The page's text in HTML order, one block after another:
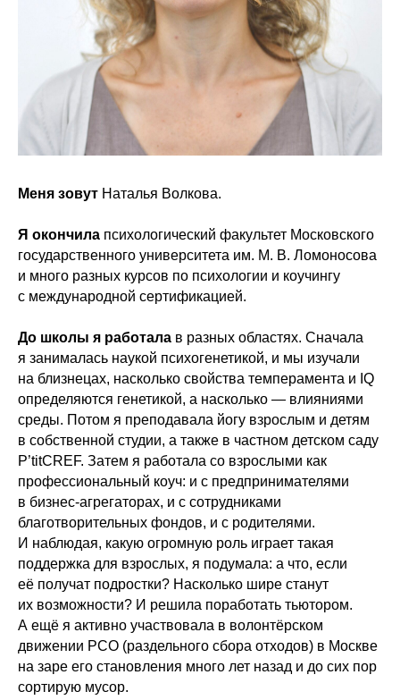
Меня зовут Наталья Волкова.
Я окончила психологический факультет Московского
государственного университета им. М. В. Ломоносова
и много разных курсов по психологии и коучингу
с международной сертификацией.
До школы я работала в разных областях. Сначала
я занималась наукой психогенетикой, и мы изучали
на близнецах, насколько свойства темперамента и IQ
определяются генетикой, а насколько — влияниями
среды. Потом я преподавала йогу взрослым и детям
в собственной студии, а также в частном детском саду
P’titCREF. Затем я работала со взрослыми как
профессиональный коуч: и с предпринимателями
в бизнес-агрегаторах, и с сотрудниками
благотворительных фондов, и с родителями.
И наблюдая, какую огромную роль играет такая
поддержка для взрослых, я подумала: а что, если
её получат подростки? Насколько шире станут
их возможности? И решила поработать тьютором.
А ещё я активно участвовала в волонтёрском
движении РСО (раздельного сбора отходов) в Москве
на заре его становления много лет назад и до сих пор
сортирую мусор.